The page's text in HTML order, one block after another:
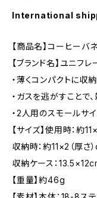
International
【商品名】コーヒーバ
【ブランド名】ユニフレ
・薄くコンパクトに収
・ガスを逃がすことで
・2人用のスモールサ
【サイズ】使用時：約
収納時：約11×2（厚さ
収納ケース：
【重量】約46g